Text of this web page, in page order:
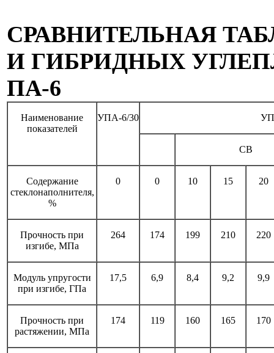
СРАВНИТЕЛЬНАЯ
И ГИБРИДНЫХ
ПА-6
Наименование
показателей
УПА-6/30
СВ
Содержание
стеклонаполнителя,
%
0 0 10 15 20
Прочность при
изгибе, МПа
264 174 199 210 220
Модуль упругости
при изгибе, ГПа
17,5 6,9 8,4 9,2 9,9
Прочность при
растяжении, МПа
174 119 160 165 170